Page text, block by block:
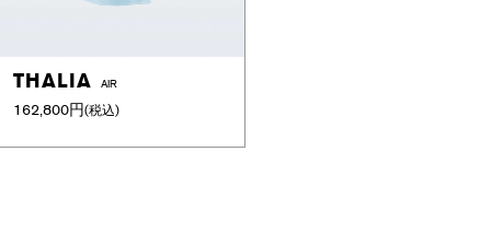
THALIA AIR
162,800円(税込)